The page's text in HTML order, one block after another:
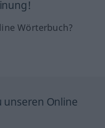
Wörterbuch?
unseren Online